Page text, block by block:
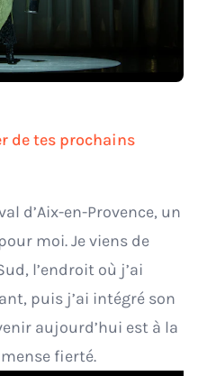
de tes prochains
d’Aix-en-Provence, un
moi. Je viens de
l’endroit où j’ai
puis j’ai intégré son
aujourd’hui est à la
fierté.